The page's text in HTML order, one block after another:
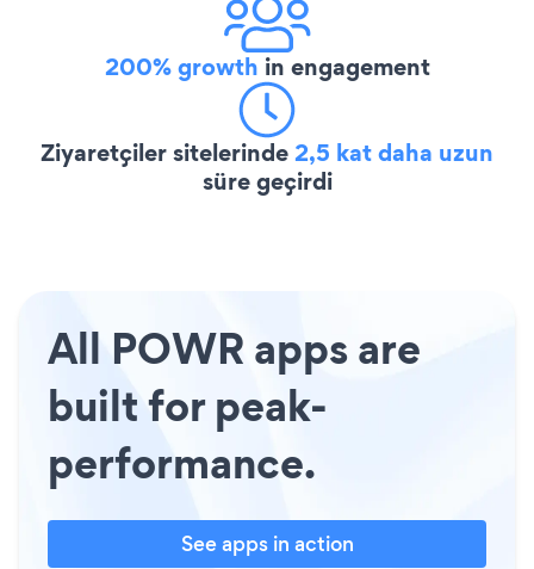
200% growth in engagement
Ziyaretçiler sitelerinde2,5 kat daha uzun
süre geçirdi
All POWR apps are
built for peak-
performance.
See apps in action